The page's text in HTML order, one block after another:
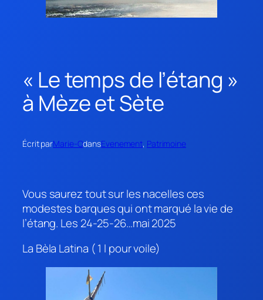
« Le temps de l’étang »
à Mèze et Sète
Écrit parMarie-OdansEvenement, Patrimoine
Vous saurez tout sur les nacelles ces
modestes barques qui ont marqué la vie de
l’étang. Les 24-25-26…mai 2025
La Bèla Latina ( 1 l pour voile)